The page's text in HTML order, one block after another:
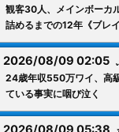
観客30人、メインボーカ
詰めるまでの12年《ブレ
2026/08/09 02:05
24歳年収550万ワイ、高
ている事実に咽び泣く